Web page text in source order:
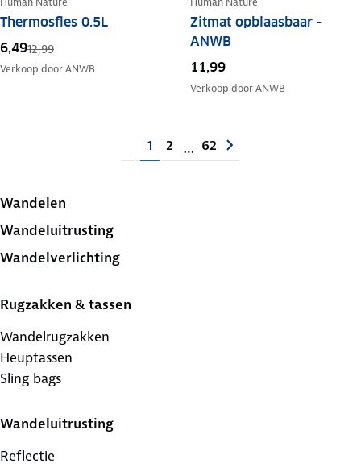
Thermosfles 0.5L
6,4912,99
Verkoop doorANWB
Zitmat opblaasbaar -
ANWB
11,99
Verkoop doorANWB
1 2 … 62
Wandelen
Wandeluitrusting
Wandelverlichting
Rugzakken & tassen
Wandelrugzakken
Heuptassen
Sling bags
Wandeluitrusting
Reflectie